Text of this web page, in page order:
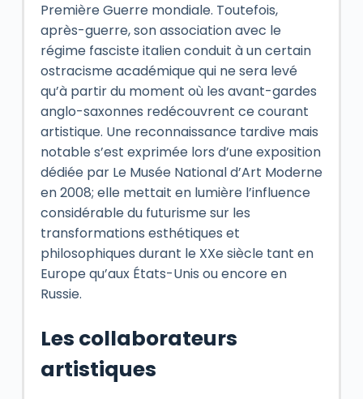
Première Guerre mondiale. Toutefois,
après-guerre, son association avec le
régime fasciste italien conduit à un certain
ostracisme académique qui ne sera levé
qu’à partir du moment où les avant-gardes
anglo-saxonnes redécouvrent ce courant
artistique. Une reconnaissance tardive mais
notable s’est exprimée lors d’une exposition
dédiée par Le Musée National d’Art Moderne
en 2008; elle mettait en lumière l’influence
considérable du futurisme sur les
transformations esthétiques et
philosophiques durant le XXe siècle tant en
Europe qu’aux États-Unis ou encore en
Russie.
Les collaborateurs
artistiques